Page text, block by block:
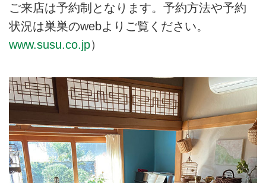
ご来店は予約制となります。予約方法や予約
状況は巣巣のwebよりご覧ください。
www.susu.co.jp）